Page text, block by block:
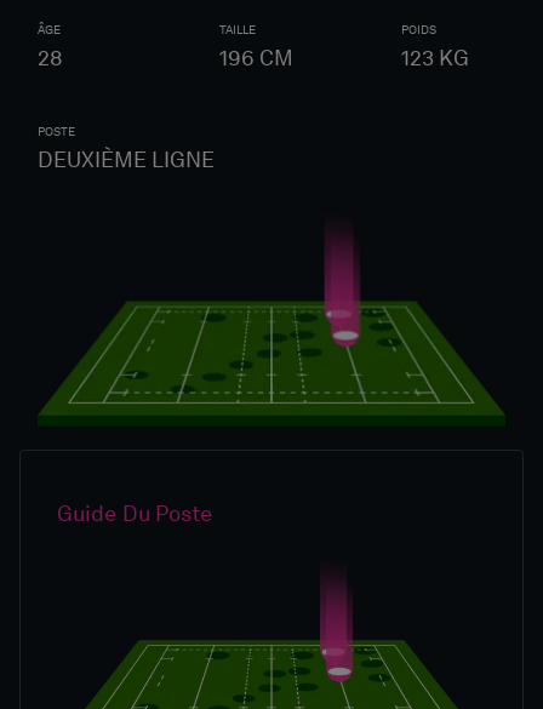
ÂGE
28
TAILLE
196 CM
POIDS
123 KG
POSTE
DEUXIÈME LIGNE
Guide Du Poste